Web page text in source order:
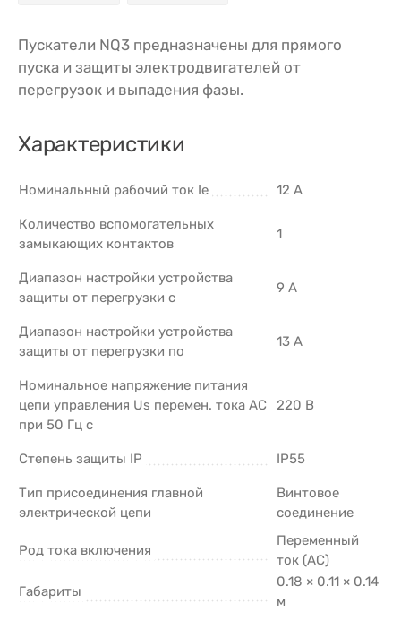
Пускатели NQ3 предназначены для прямого
пуска и защиты электродвигателей от
перегрузок и выпадения фазы.
Характеристики
Номинальный рабочий ток Ie 12 А
Количество вспомогательных
замыкающих контактов
1
Диапазон настройки устройства
защиты от перегрузки с
9 А
Диапазон настройки устройства
защиты от перегрузки по
13 А
Номинальное напряжение питания
цепи управления Us перемен. тока АС
при 50 Гц с
220 В
Степень защиты IP IP55
Тип присоединения главной
электрической цепи
Винтовое
соединение
Род тока включения
Переменный
ток (AC)
Габариты
0.18 × 0.11 × 0.14
м